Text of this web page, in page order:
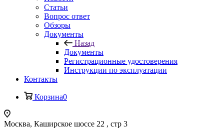
Статьи
Вопрос ответ
Обзоры
Документы
Назад
Документы
Регистрационные удостоверения
Инструкции по эксплуатации
Контакты
Корзина0
Москва, Каширское шоссе 22 , стр 3